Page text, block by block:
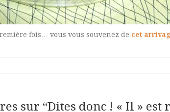
fois… vous vous souvenez de cet
sur “Dites donc ! « Il » est